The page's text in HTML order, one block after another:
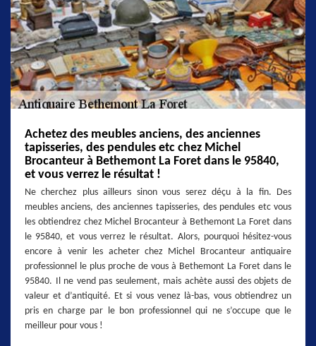
Achetez des meubles anciens, des anciennes
tapisseries, des pendules etc chez Michel
Brocanteur à Bethemont La Foret dans le 95840,
et vous verrez le résultat !
Ne cherchez plus ailleurs sinon vous serez déçu à la fin. Des
meubles anciens, des anciennes tapisseries, des pendules etc vous
les obtiendrez chez Michel Brocanteur à Bethemont La Foret dans
le 95840, et vous verrez le résultat. Alors, pourquoi hésitez-vous
encore à venir les acheter chez Michel Brocanteur antiquaire
professionnel le plus proche de vous à Bethemont La Foret dans le
95840. Il ne vend pas seulement, mais achète aussi des objets de
valeur et d’antiquité. Et si vous venez là-bas, vous obtiendrez un
pris en charge par le bon professionnel qui ne s’occupe que le
meilleur pour vous !